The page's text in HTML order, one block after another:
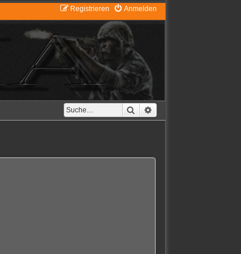
Anmelden
Registrieren
Suche